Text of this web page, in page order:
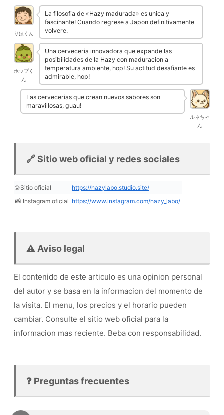
りほくん
La filosofia de «Hazy madurada» es unica y
fascinante! Cuando regrese a Japon definitivamente
volvere.
ホップく
ん
Una cerveceria innovadora que expande las
posibilidades de la Hazy con maduracion a
temperatura ambiente, hop! Su actitud desafiante es
admirable, hop!
ルネちゃ
ん
Las cervecerias que crean nuevos sabores son
maravillosas, guau!
🔗 Sitio web oficial y redes sociales
🌐 Sitio oficial
https://hazylabo.studio.site/
📸 Instagram oficial https://www.instagram.com/hazy_labo/
⚠️ Aviso legal
El contenido de este articulo es una opinion personal
del autor y se basa en la informacion del momento de
la visita. El menu, los precios y el horario pueden
cambiar. Consulte el sitio web oficial para la
informacion mas reciente. Beba con responsabilidad.
❓ Preguntas frecuentes